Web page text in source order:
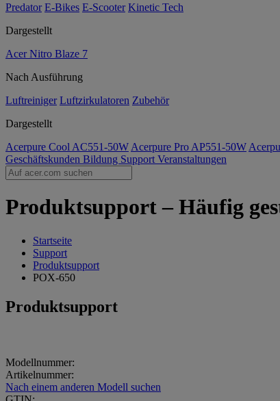
Predator E-Bikes E-Scooter Kinetic Tech
Dargestellt
Acer Nitro Blaze 7
Nach Ausführung
Luftreiniger Luftzirkulatoren Zubehör
Dargestellt
Acerpure Cool AC551-50W Acerpure Pro AP551-50W
Geschäftskunden Bildung Support Veranstaltungen
Produktsupport – Häufig
Startseite
Support
Produktsupport
POX-650
Produktsupport
Modellnummer:
Artikelnummer:
Nach einem anderen Modell suchen